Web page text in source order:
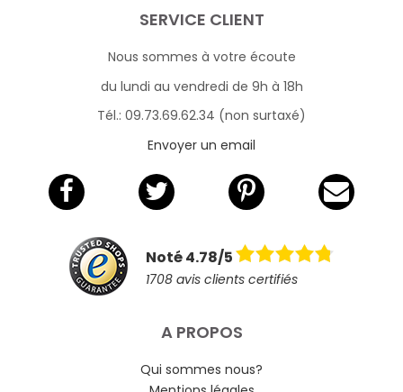
SERVICE CLIENT
Nous sommes à votre écoute
du lundi au vendredi de 9h à 18h
Tél.: 09.73.69.62.34 (non surtaxé)
Envoyer un email
Noté 4.78/5
1708 avis clients certifiés
A PROPOS
Qui sommes nous?